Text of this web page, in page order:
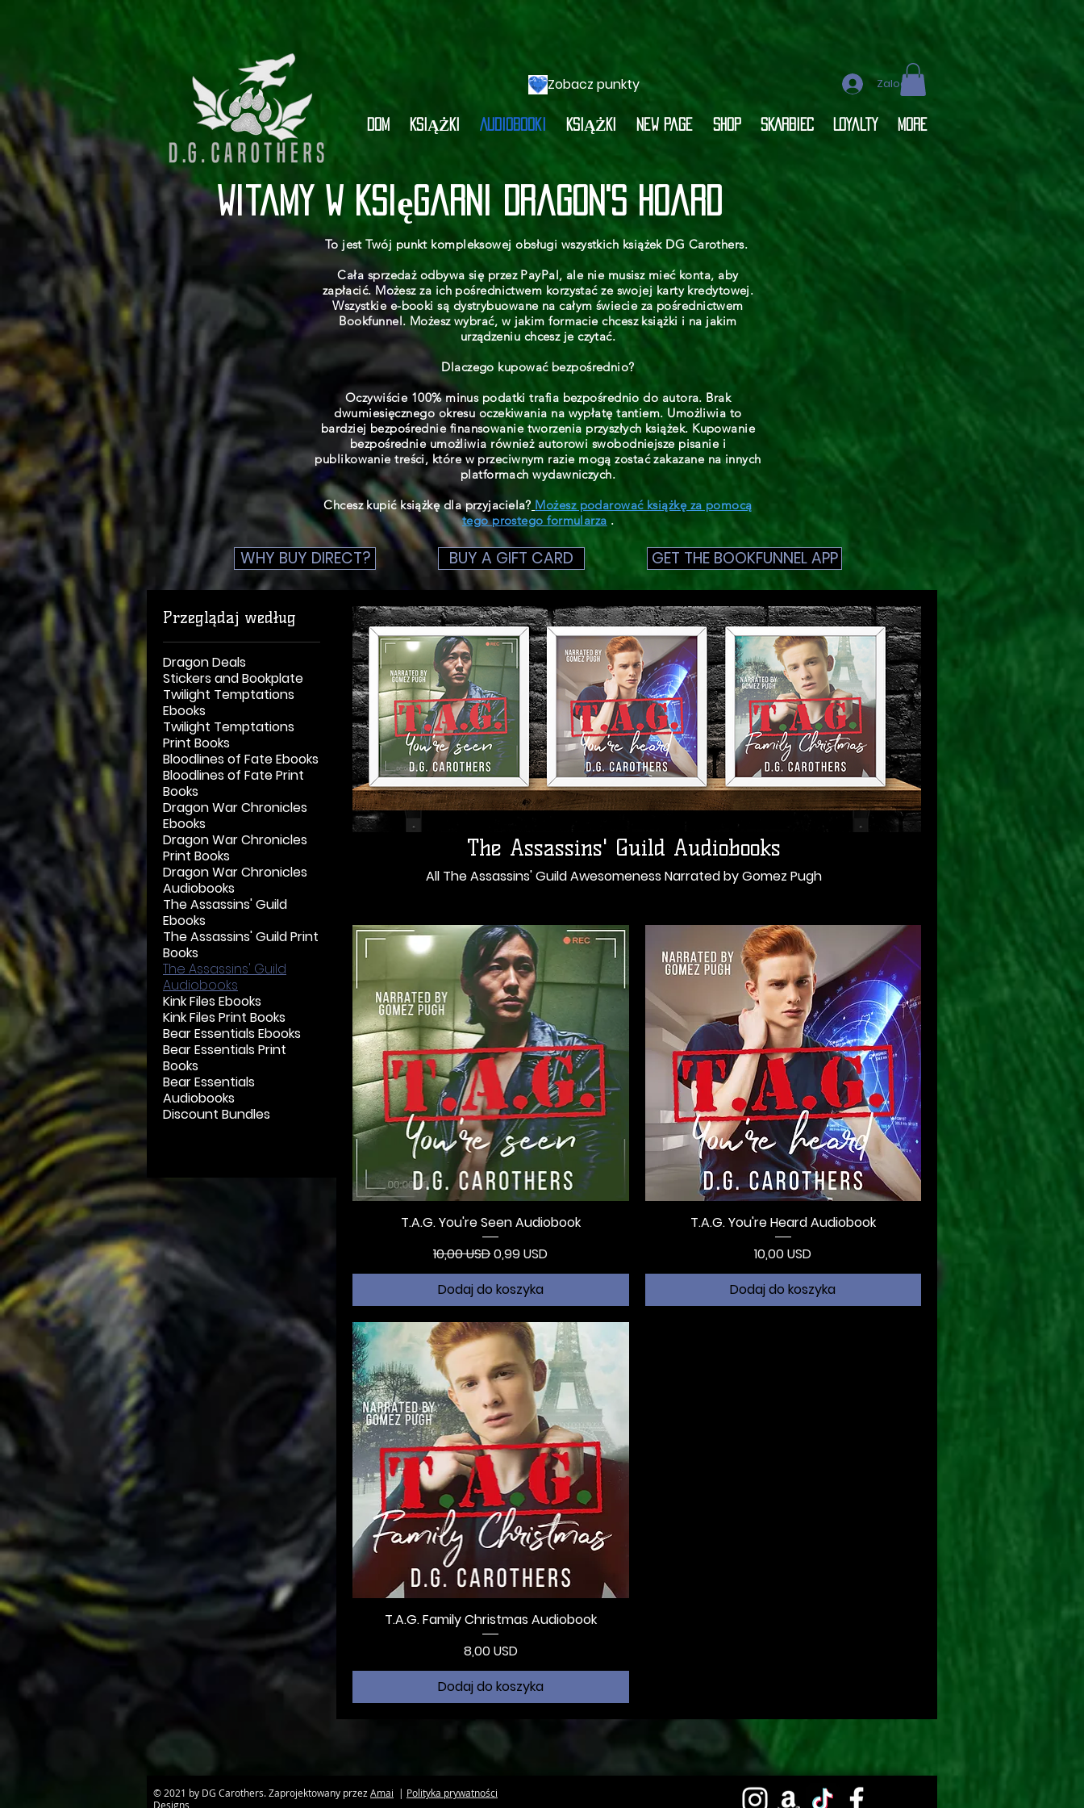
DOM KSIĄŻKI Audiobooki KSIĄŻKI New Page Shop SKARBIEC Loyalty More
Zaloguj się
Zobacz punkty
Witamy w księgarni Dragon's Hoard
To jest Twój punkt kompleksowej obsługi wszystkich książek DG Carothers.
Cała sprzedaż odbywa się przez PayPal, ale nie musisz mieć konta, aby
zapłacić. Możesz za ich pośrednictwem korzystać ze swojej karty kredytowej.
Wszystkie e-booki są dystrybuowane na całym świecie za pośrednictwem
Bookfunnel. Możesz wybrać, w jakim formacie chcesz książki i na jakim
urządzeniu chcesz je czytać.
Dlaczego kupować bezpośrednio?
Oczywiście 100% minus podatki trafia bezpośrednio do autora. Brak
dwumiesięcznego okresu oczekiwania na wypłatę tantiem. Umożliwia to
bardziej bezpośrednie finansowanie tworzenia przyszłych książek. Kupowanie
bezpośrednie umożliwia również autorowi swobodniejsze pisanie i
publikowanie treści, które w przeciwnym razie mogą zostać zakazane na innych
platformach wydawniczych.
Chcesz kupić książkę dla przyjaciela? Możesz podarować książkę za pomocą
tego prostego formularza .
WHY BUY DIRECT? BUY A GIFT CARD GET THE BOOKFUNNEL APP
Przeglądaj według
Dragon Deals
Stickers and Bookplate
Twilight Temptations
Ebooks
Twilight Temptations
Print Books
Bloodlines of Fate Ebooks
Bloodlines of Fate Print
Books
Dragon War Chronicles
Ebooks
Dragon War Chronicles
Print Books
Dragon War Chronicles
Audiobooks
The Assassins' Guild
Ebooks
The Assassins' Guild Print
Books
The Assassins' Guild
Audiobooks
Kink Files Ebooks
Kink Files Print Books
Bear Essentials Ebooks
Bear Essentials Print
Books
Bear Essentials
Audiobooks
Discount Bundles
The Assassins' Guild Audiobooks
All The Assassins' Guild Awesomeness Narrated by Gomez Pugh
T.A.G. You're Seen Audiobook
Regularna cena
10,00 USDCena rabatowa
0,99 USD
Dodaj do koszyka
T.A.G. You're Heard Audiobook
Cena
10,00 USD
Dodaj do koszyka
T.A.G. Family Christmas Audiobook
Cena
8,00 USD
Dodaj do koszyka
© 2021 by DG Carothers. Zaprojektowany przez Amai
Designs
| Polityka prywatności